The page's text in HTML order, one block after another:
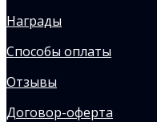
Награды
Способы оплаты
Отзывы
Договор-оферта